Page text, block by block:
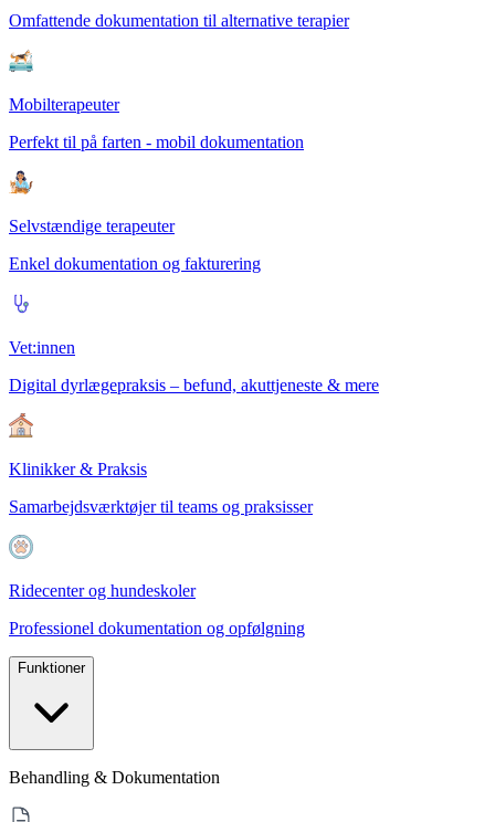
Omfattende dokumentation til alternative terapier
Mobilterapeuter
Perfekt til på farten - mobil dokumentation
Selvstændige terapeuter
Enkel dokumentation og fakturering
Vet:innen
Digital dyrlægepraksis – befund, akuttjeneste & mere
Klinikker & Praksis
Samarbejdsværktøjer til teams og praksisser
Ridecenter og hundeskoler
Professionel dokumentation og opfølgning
Funktioner
Behandling & Dokumentation